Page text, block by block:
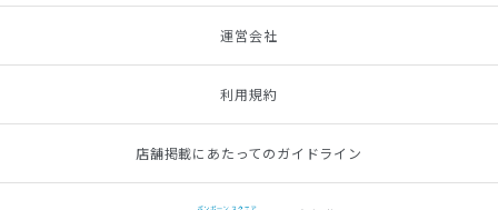
運営会社
利用規約
店舗掲載にあたってのガイドライン